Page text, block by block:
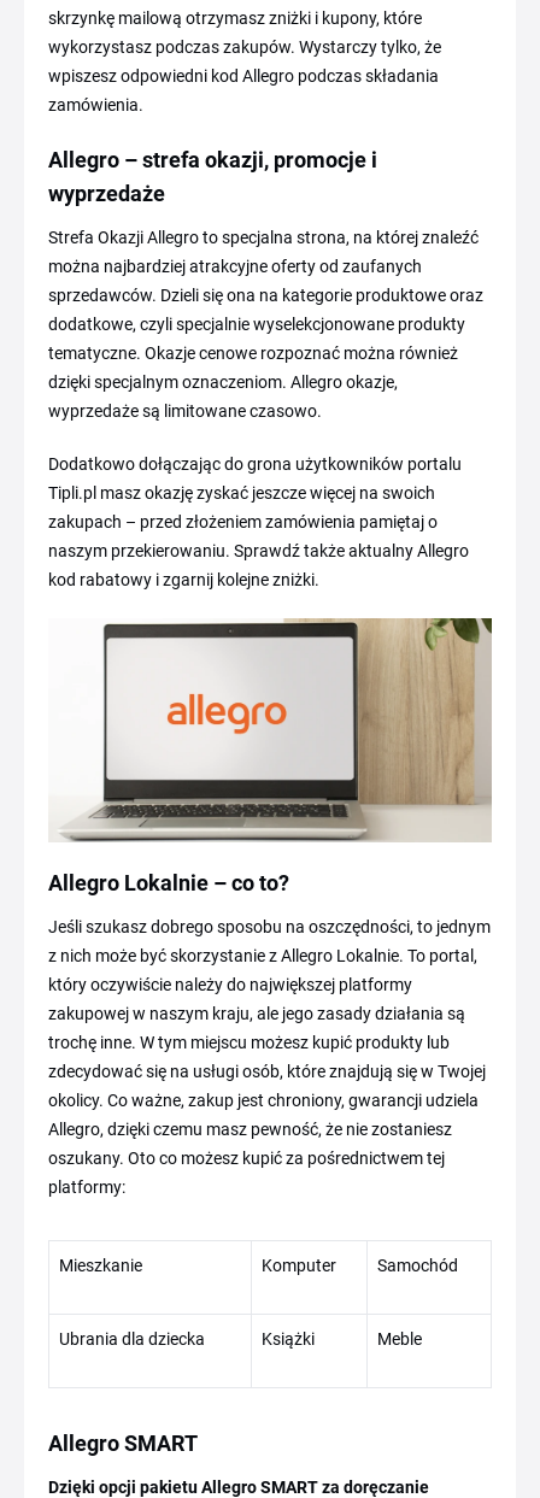
skrzynkę mailową otrzymasz zniżki i kupony, które
wykorzystasz podczas zakupów. Wystarczy tylko, że
wpiszesz odpowiedni kod Allegro podczas składania
zamówienia.
Allegro – strefa okazji, promocje i
wyprzedaże
Strefa Okazji Allegro to specjalna strona, na której znaleźć
można najbardziej atrakcyjne oferty od zaufanych
sprzedawców. Dzieli się ona na kategorie produktowe oraz
dodatkowe, czyli specjalnie wyselekcjonowane produkty
tematyczne. Okazje cenowe rozpoznać można również
dzięki specjalnym oznaczeniom. Allegro okazje,
wyprzedaże są limitowane czasowo.
Dodatkowo dołączając do grona użytkowników portalu
Tipli.pl masz okazję zyskać jeszcze więcej na swoich
zakupach – przed złożeniem zamówienia pamiętaj o
naszym przekierowaniu. Sprawdź także aktualny Allegro
kod rabatowy i zgarnij kolejne zniżki.
Allegro Lokalnie – co to?
Jeśli szukasz dobrego sposobu na oszczędności, to jednym
z nich może być skorzystanie z Allegro Lokalnie. To portal,
który oczywiście należy do największej platformy
zakupowej w naszym kraju, ale jego zasady działania są
trochę inne. W tym miejscu możesz kupić produkty lub
zdecydować się na usługi osób, które znajdują się w Twojej
okolicy. Co ważne, zakup jest chroniony, gwarancji udziela
Allegro, dzięki czemu masz pewność, że nie zostaniesz
oszukany. Oto co możesz kupić za pośrednictwem tej
platformy:
Mieszkanie Komputer Samochód
Ubrania dla dziecka Książki Meble
Allegro SMART
Dzięki opcji pakietu Allegro SMART za doręczanie